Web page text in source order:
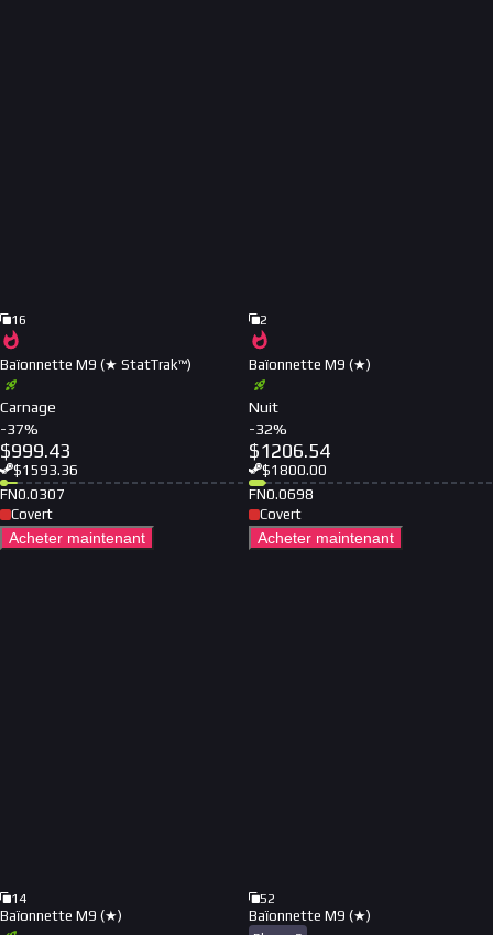
16
Baïonnette M9 (★ StatTrak™)
Carnage
-37%
$999.43
$1593.36
FN0.0307
Covert
Acheter maintenant
2
Baïonnette M9 (★)
Nuit
-32%
$1206.54
$1800.00
FN0.0698
Covert
Acheter maintenant
14
Baïonnette M9 (★)
52
Baïonnette M9 (★)